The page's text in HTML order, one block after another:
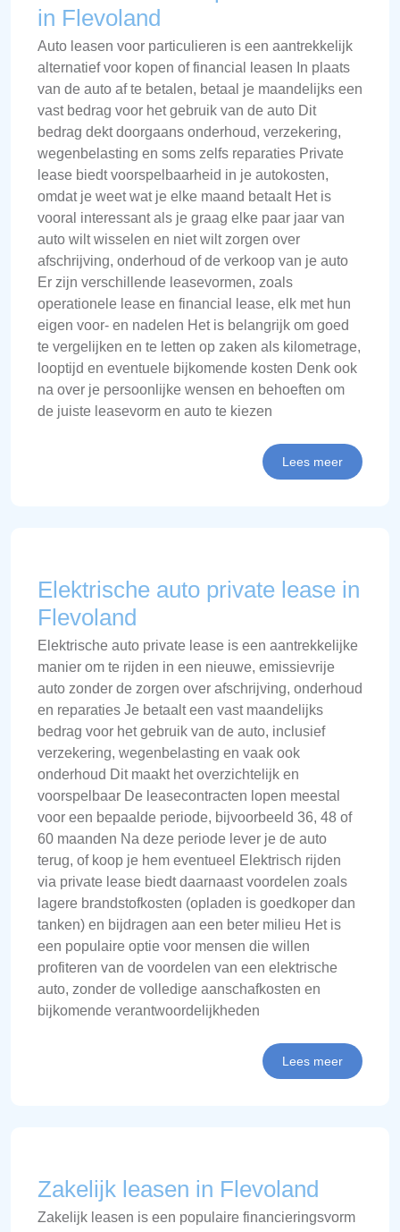
in Flevoland
Auto leasen voor particulieren is een aantrekkelijk
alternatief voor kopen of financial leasen In plaats
van de auto af te betalen, betaal je maandelijks een
vast bedrag voor het gebruik van de auto Dit
bedrag dekt doorgaans onderhoud, verzekering,
wegenbelasting en soms zelfs reparaties Private
lease biedt voorspelbaarheid in je autokosten,
omdat je weet wat je elke maand betaalt Het is
vooral interessant als je graag elke paar jaar van
auto wilt wisselen en niet wilt zorgen over
afschrijving, onderhoud of de verkoop van je auto
Er zijn verschillende leasevormen, zoals
operationele lease en financial lease, elk met hun
eigen voor- en nadelen Het is belangrijk om goed
te vergelijken en te letten op zaken als kilometrage,
looptijd en eventuele bijkomende kosten Denk ook
na over je persoonlijke wensen en behoeften om
de juiste leasevorm en auto te kiezen
Lees meer
Elektrische auto private lease in
Flevoland
Elektrische auto private lease is een aantrekkelijke
manier om te rijden in een nieuwe, emissievrije
auto zonder de zorgen over afschrijving, onderhoud
en reparaties Je betaalt een vast maandelijks
bedrag voor het gebruik van de auto, inclusief
verzekering, wegenbelasting en vaak ook
onderhoud Dit maakt het overzichtelijk en
voorspelbaar De leasecontracten lopen meestal
voor een bepaalde periode, bijvoorbeeld 36, 48 of
60 maanden Na deze periode lever je de auto
terug, of koop je hem eventueel Elektrisch rijden
via private lease biedt daarnaast voordelen zoals
lagere brandstofkosten (opladen is goedkoper dan
tanken) en bijdragen aan een beter milieu Het is
een populaire optie voor mensen die willen
profiteren van de voordelen van een elektrische
auto, zonder de volledige aanschafkosten en
bijkomende verantwoordelijkheden
Lees meer
Zakelijk leasen in Flevoland
Zakelijk leasen is een populaire financieringsvorm